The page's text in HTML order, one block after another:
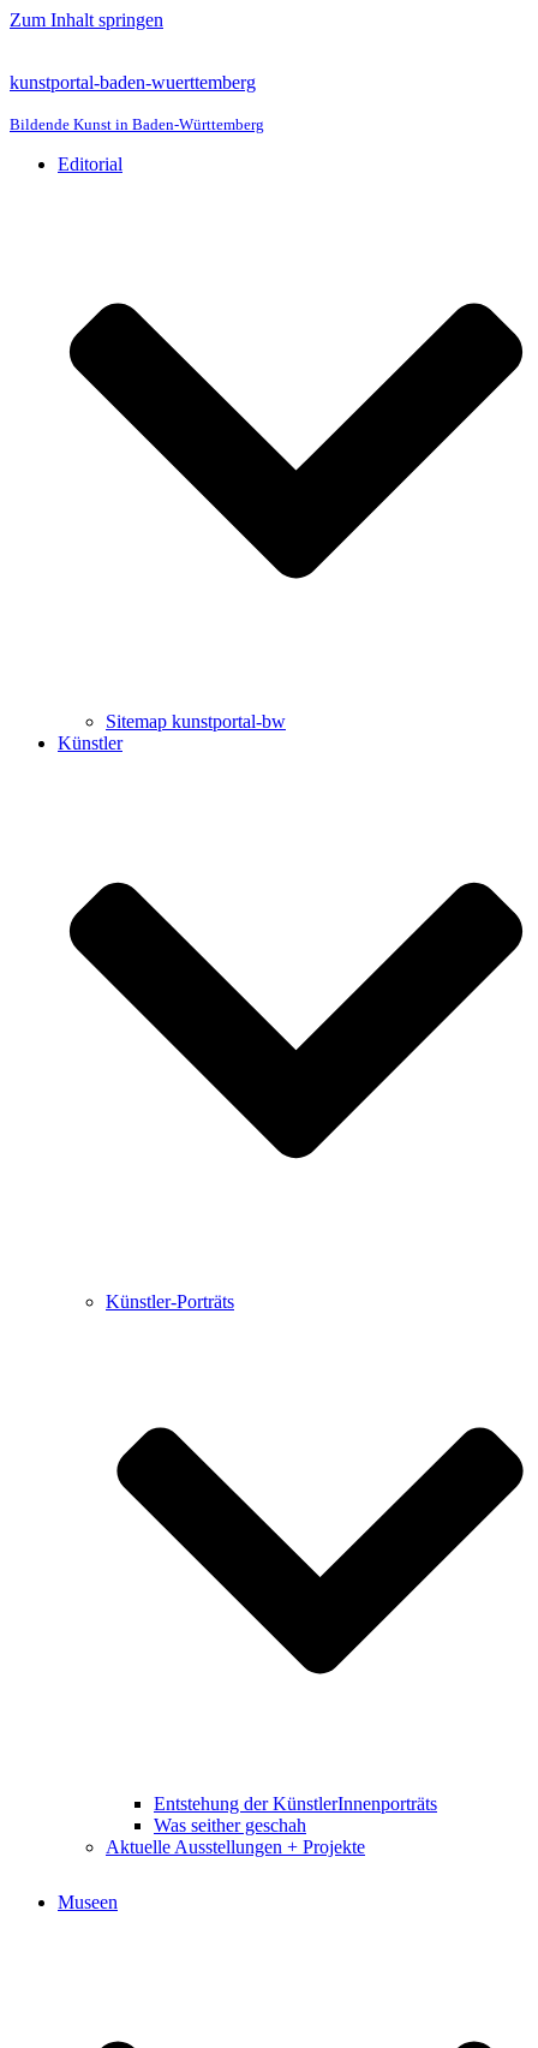
Zum Inhalt springen
kunstportal-baden-wuerttemberg
Bildende Kunst in Baden-Württemberg
Editorial
Sitemap kunstportal-bw
Künstler
Künstler-Porträts
Entstehung der KünstlerInnenporträts
Was seither geschah
Aktuelle Ausstellungen + Projekte
Museen